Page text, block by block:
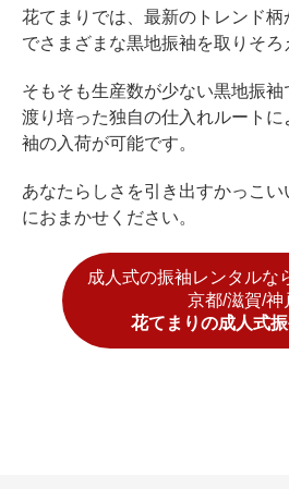
花てまりでは、最新のトレンド柄
でさまざまな黒地振袖を取りそろ
そもそも生産数が少ない黒地振
渡り培った独自の仕入れルート
袖の入荷が可能です。
あなたらしさを引き出すかっこい
におまかせください。
成人式の振袖レンタルな
京都/滋賀/神
花てまりの成人式